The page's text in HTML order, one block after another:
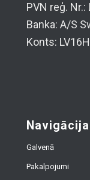
PVN reģ.
Banka: A/S
Konts:
Navigācija
Galvenā
Pakalpojumi